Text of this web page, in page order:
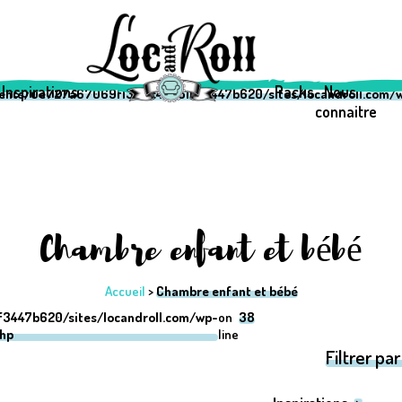
sites/locandroll.com/wp-content/
sites/locandroll.com/wp-content/
0e727a67069f1333c42a510f3447b620/sites/
Inspirations Packs Nous
connaitre
Chambre enfant et bébé
Accueil >Chambre enfant et bébé
sites/locandroll.com/wp-on
line
38
Filtrer par